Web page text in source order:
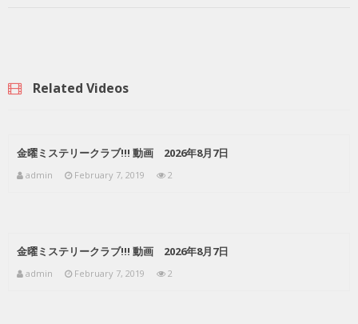
Related Videos
金曜ミステリークラブ!!! 動画 2026年8月7日
admin February 7, 2019 2
金曜ミステリークラブ!!! 動画 2026年8月7日
admin February 7, 2019 2